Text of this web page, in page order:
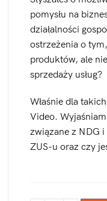
pomysłu na
działalności
ostrzeżenia o
produktów, ale
sprzedaży usług?
Właśnie dla
Video.
związane z NDG i
ZUS-u oraz czy